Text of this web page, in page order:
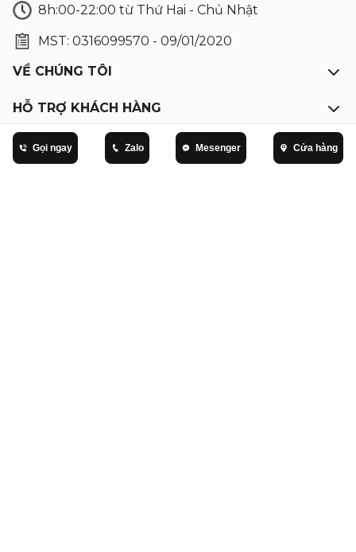
8h:00-22:00 từ Thứ Hai - Chủ Nhật
MST: 0316099570 - 09/01/2020
VỀ CHÚNG TÔI
HỖ TRỢ KHÁCH HÀNG
Đầm trung niên dự tiệc
Gọi ngay Zalo Mesenger Cửa hàng